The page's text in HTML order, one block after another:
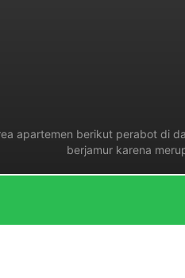
apartemen berikut perabot di
berjamur karena